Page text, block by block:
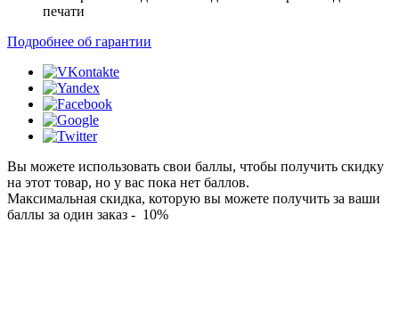
печати
Подробнее об гарантии
Вы можете использовать свои баллы, чтобы получить скидку
на этот товар, но у вас пока нет баллов.
Максимальная скидка, которую вы можете получить за ваши
баллы за один заказ - 10%